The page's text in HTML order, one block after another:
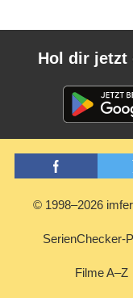
Hol dir jetzt
© 1998–2026
SerienChecker-
Filme A–Z